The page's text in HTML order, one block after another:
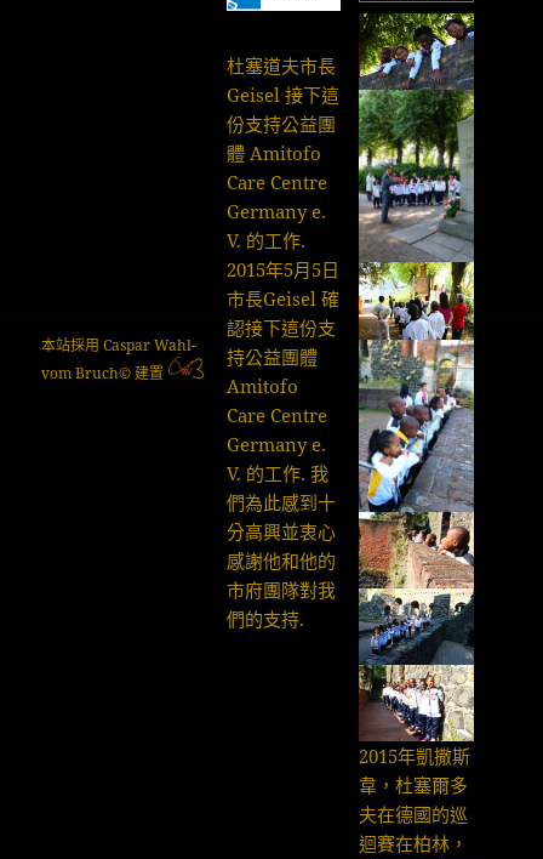
前
的
帖
子
2015年凱撒斯
韋，杜塞爾多
夫在德國的巡
迴賽在柏林，
杜塞道夫市長
Geisel 接下這
份支持公益團
體 Amitofo
Care Centre
Germany e.
V. 的工作.
2015年5月5日
市長Geisel 確
認接下這份支
持公益團體
Amitofo
Care Centre
Germany e.
V. 的工作. 我
們為此感到十
分高興並衷心
感謝他和他的
市府團隊對我
們的支持.
本站採用 Caspar Wahl-
vom Bruch© 建置